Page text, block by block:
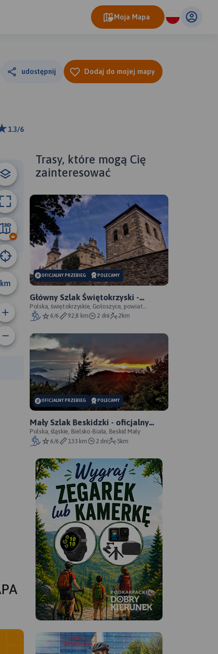
Moja Mapa
udostępnij Dodaj do mojej mapy
1.3/6
km
10 km
trasy:
Trasy, które mogą Cię
zainteresować
OFICJALNY PRZEBIEG POLECAMY
Główny Szlak Świętokrzyski -
oficjalny przebieg
Polska, świętokrzyskie, Gołoszyce, powiat
opatowski
6/6 92,8 km 2 dni 2km
OFICJALNY PRZEBIEG POLECAMY
Mały Szlak Beskidzki - oficjalny
przebieg
Polska, śląskie, Bielsko-Biała, Beskid Mały
6/6
133 km 2 dni 5km